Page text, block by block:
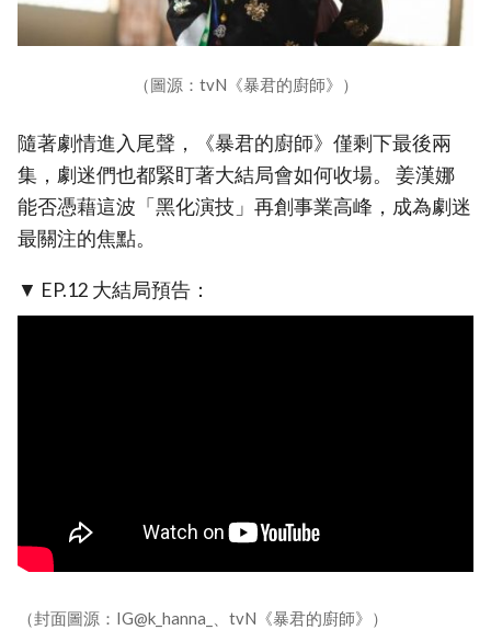
（圖源：tvN《暴君的廚師》）
隨著劇情進入尾聲，《暴君的廚師》僅剩下最後兩
集，劇迷們也都緊盯著大結局會如何收場。 姜漢娜
能否憑藉這波「黑化演技」再創事業高峰，成為劇迷
最關注的焦點。
▼ EP.12 大結局預告：
（封面圖源：IG@k_hanna_、tvN《暴君的廚師》）